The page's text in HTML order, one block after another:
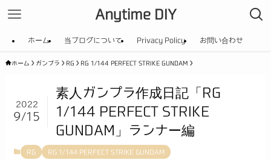
Anytime DIY
ホーム 当ブログについて Privacy Policy お問い合わせ
ホーム ガンプラ RG RG 1/144 PERFECT STRIKE GUNDAM
素人ガンプラ作成日記「RG
1/144 PERFECT STRIKE
GUNDAM」ランナー編
2022
9/15
RG RG 1/144 PERFECT STRIKE GUNDAM